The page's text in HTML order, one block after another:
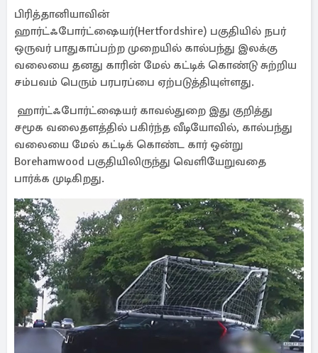
பிரித்தானியாவின்
ஹார்ட்ஃபோர்ட்ஷையர்(Hertfordshire) பகுதியில் நபர்
ஒருவர் பாதுகாப்பற்ற முறையில் கால்பந்து இலக்கு
வலையை தனது காரின் மேல் கட்டிக் கொண்டு சுற்றிய
சம்பவம் பெரும் பரபரப்பை ஏற்படுத்தியுள்ளது.
ஹார்ட்ஃபோர்ட்ஷையர் காவல்துறை இது குறித்து
சமூக வலைதளத்தில் பகிர்ந்த வீடியோவில், கால்பந்து
வலையை மேல் கட்டிக் கொண்ட கார் ஒன்று
Borehamwood பகுதியிலிருந்து வெளியேறுவதை
பார்க்க முடிகிறது.